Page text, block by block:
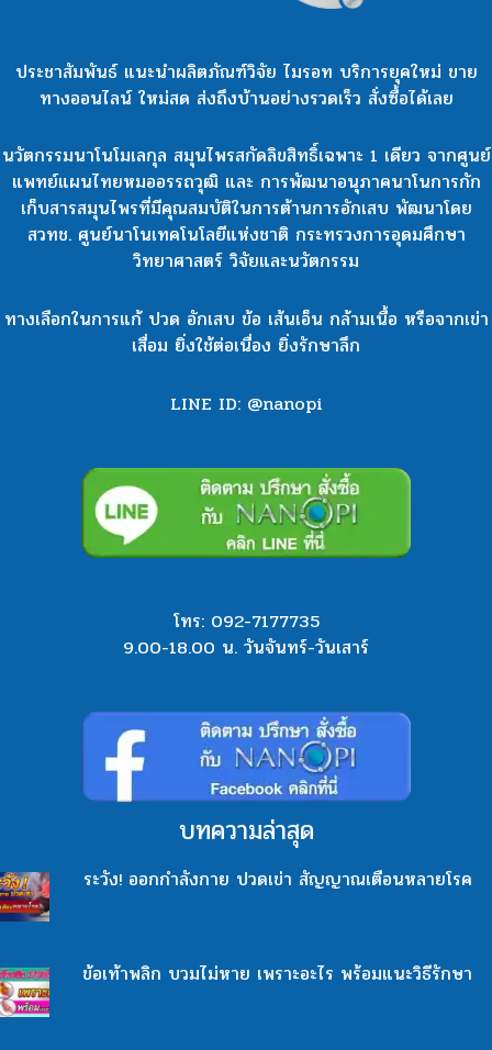
ประชาสัมพันธ์ แนะนำผลิตภัณฑ์วิจัย ไมรอท บริการยุคใหม่ ขาย
ทางออนไลน์ ใหม่สด ส่งถึงบ้านอย่างรวดเร็ว สั่งซื้อได้เลย
นวัตกรรมนาโนโมเลกุล สมุนไพรสกัดลิขสิทธิ์เฉพาะ 1 เดียว จากศูนย์
แพทย์แผนไทยหมออรรถวุฒิ และ การพัฒนาอนุภาคนาโนการกัก
เก็บสารสมุนไพรที่มีคุณสมบัติในการต้านการอักเสบ พัฒนาโดย
สวทช. ศูนย์นาโนเทคโนโลยีแห่งชาติ กระทรวงการอุดมศึกษา
วิทยาศาสตร์ วิจัยและนวัตกรรม
ทางเลือกในการแก้ ปวด อักเสบ ข้อ เส้นเอ็น กล้ามเนื้อ หรือจากเข่า
เสื่อม ยิ่งใช้ต่อเนื่อง ยิ่งรักษาลึก
LINE ID: @nanopi
โทร: 092-7177735
9.00-18.00 น. วันจันทร์-วันเสาร์
บทความล่าสุด
ระวัง! ออกกำลังกาย ปวดเข่า สัญญาณเตือนหลายโรค
ข้อเท้าพลิก บวมไม่หาย เพราะอะไร พร้อมแนะวิธีรักษา